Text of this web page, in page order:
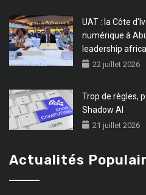
UAT : la Côte
numérique à
leadership
22 juillet 2026
Trop de règles,
Shadow AI
21 juillet 2026
Actualités